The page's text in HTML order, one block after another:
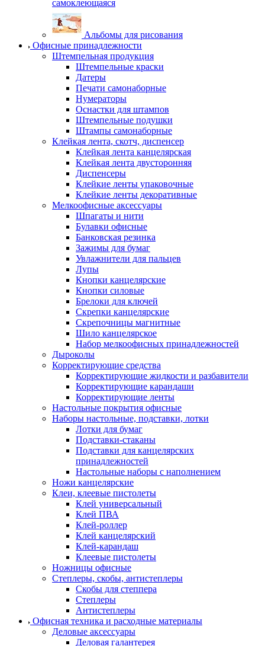
самоклеющаяся
Альбомы для рисования
Офисные принадлежности
Штемпельная продукция
Штемпельные краски
Датеры
Печати самонаборные
Нумераторы
Оснастки для штампов
Штемпельные подушки
Штампы самонаборные
Клейкая лента, скотч, диспенсер
Клейкая лента канцелярская
Клейкая лента двусторонняя
Диспенсеры
Клейкие ленты упаковочные
Клейкие ленты декоративные
Мелкоофисные аксессуары
Шпагаты и нити
Булавки офисные
Банковская резинка
Зажимы для бумаг
Увлажнители для пальцев
Лупы
Кнопки канцелярские
Кнопки силовые
Брелоки для ключей
Скрепки канцелярские
Скрепочницы магнитные
Шило канцелярское
Набор мелкоофисных принадлежностей
Дыроколы
Корректирующие средства
Корректирующие жидкости и разбавители
Корректирующие карандаши
Корректирующие ленты
Настольные покрытия офисные
Наборы настольные, подставки, лотки
Лотки для бумаг
Подставки-стаканы
Подставки для канцелярских
принадлежностей
Настольные наборы с наполнением
Ножи канцелярские
Клеи, клеевые пистолеты
Клей универсальный
Клей ПВА
Клей-роллер
Клей канцелярский
Клей-карандаш
Клеевые пистолеты
Ножницы офисные
Степлеры, скобы, антистеплеры
Скобы для степпера
Степлеры
Антистеплеры
Офисная техника и расходные материалы
Деловые аксессуары
Деловая галантерея